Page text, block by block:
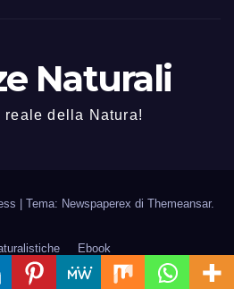
Naturali
reale della Natura!
Tema: Newspaperex di Themeansar.
Ebook